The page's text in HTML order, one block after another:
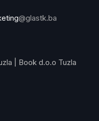
@glastk.ba
| Book d.o.o Tuzla